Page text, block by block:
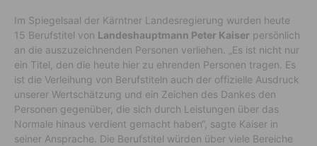
Im Spiegelsaal der Kärntner Landesregierung wurden heute
15 Berufstitel von Landeshauptmann Peter Kaiser persönlich
an die auszuzeichnenden Personen verliehen. „Es ist nicht nur
ein Titel, den die heute hier zu ehrenden Personen tragen. Es
ist die Verleihung von Berufstiteln auch der offizielle Ausdruck
unserer Wertschätzung und ein Zeichen des Dankes den
Personen gegenüber, die sich durch Leistungen über das
Normale hinaus verdient gemacht haben“, sagte Kaiser in
seiner Ansprache. Die Berufstitel würden über viele Bereiche